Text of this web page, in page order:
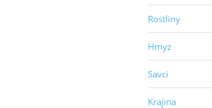
Rostliny
Hmyz
Savci
Krajina